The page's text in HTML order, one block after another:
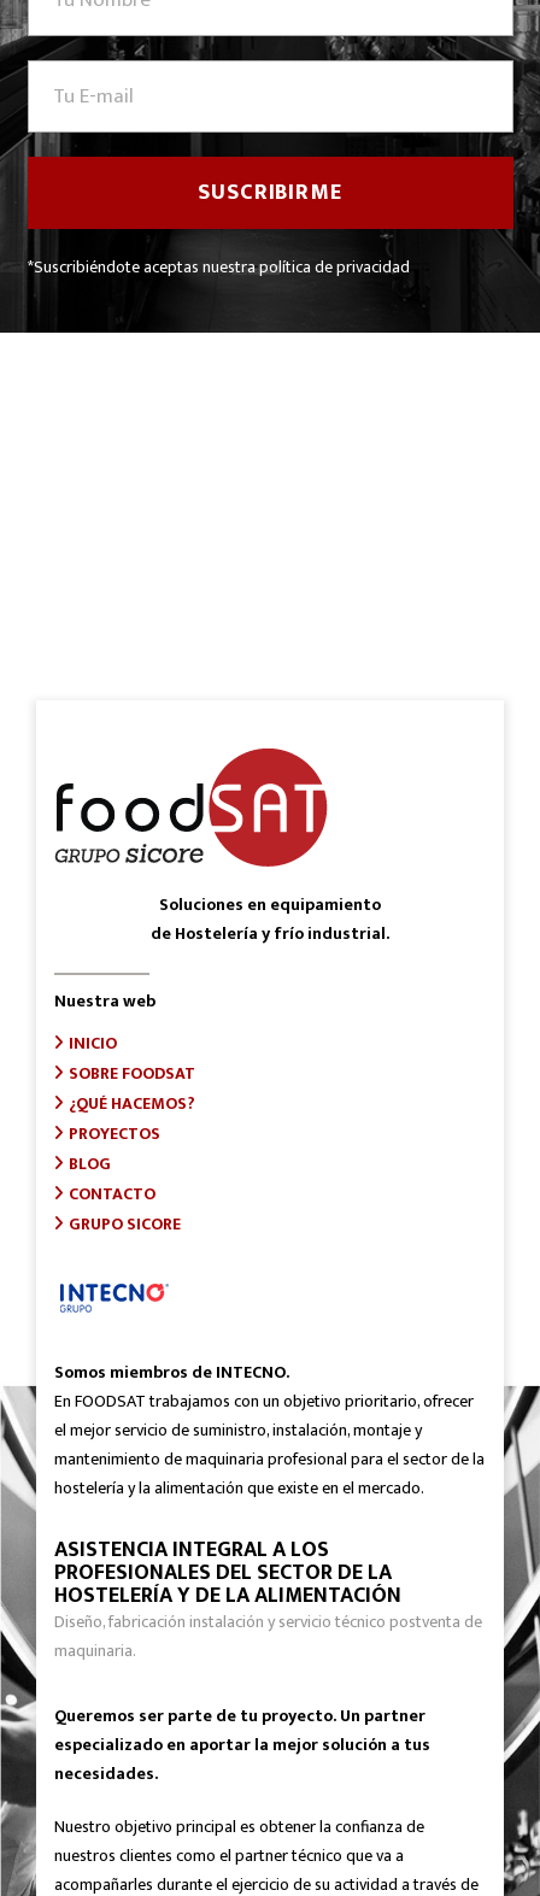
*Suscribiéndote aceptas nuestra política de privacidad
Soluciones en equipamiento
de Hostelería y frío industrial.
Nuestra web
INICIO
SOBRE FOODSAT
¿QUÉ HACEMOS?
PROYECTOS
BLOG
CONTACTO
GRUPO SICORE
Somos miembros de INTECNO.
En FOODSAT trabajamos con un objetivo prioritario, ofrecer
el mejor servicio de suministro, instalación, montaje y
mantenimiento de maquinaria profesional para el sector de la
hostelería y la alimentación que existe en el mercado.
ASISTENCIA INTEGRAL A LOS
PROFESIONALES DEL SECTOR DE LA
HOSTELERÍA Y DE LA ALIMENTACIÓN
Diseño, fabricación instalación y servicio técnico postventa de
maquinaria.
Queremos ser parte de tu proyecto. Un partner
especializado en aportar la mejor solución a tus
necesidades.
Nuestro objetivo principal es obtener la confianza de
nuestros clientes como el partner técnico que va a
acompañarles durante el ejercicio de su actividad a través de